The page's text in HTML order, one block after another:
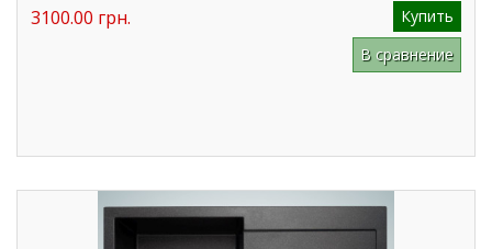
3100.00 грн.
Купить
В сравнение